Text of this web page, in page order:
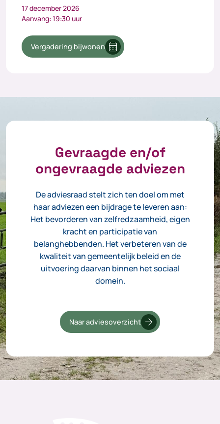
17 december 2026
Aanvang: 19:30 uur
Vergadering bijwonen calendar_month
Gevraagde en/of
ongevraagde adviezen
De adviesraad stelt zich ten doel om met
haar adviezen een bijdrage te leveren aan:
Het bevorderen van zelfredzaamheid, eigen
kracht en participatie van
belanghebbenden. Het verbeteren van de
kwaliteit van gemeentelijk beleid en de
uitvoering daarvan binnen het sociaal
domein.
Naar adviesoverzicht arrow_forward